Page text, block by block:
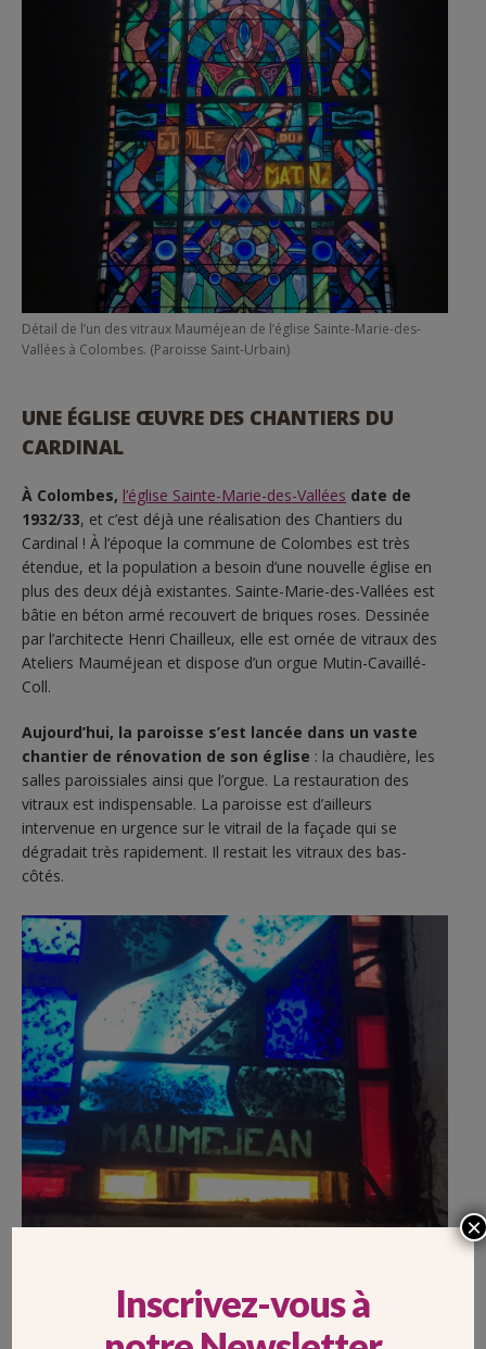
Détail de l’un des vitraux Mauméjean de l’église Sainte-Marie-des-
Vallées à Colombes. (Paroisse Saint-Urbain)
UNE ÉGLISE ŒUVRE DES CHANTIERS DU
CARDINAL
À Colombes, l’église Sainte-Marie-des-Vallées date de
1932/33, et c’est déjà une réalisation des Chantiers du
Cardinal ! À l’époque la commune de Colombes est très
étendue, et la population a besoin d’une nouvelle église en
plus des deux déjà existantes. Sainte-Marie-des-Vallées est
bâtie en béton armé recouvert de briques roses. Dessinée
par l’architecte Henri Chailleux, elle est ornée de vitraux des
Ateliers Mauméjean et dispose d’un orgue Mutin-Cavaillé-
Coll.
Aujourd’hui, la paroisse s’est lancée dans un vaste
chantier de rénovation de son église : la chaudière, les
salles paroissiales ainsi que l’orgue. La restauration des
vitraux est indispensable. La paroisse est d’ailleurs
intervenue en urgence sur le vitrail de la façade qui se
dégradait très rapidement. Il restait les vitraux des bas-
côtés.
(Paroisse de Saint-Urbain)Inscrivez-vous à
×